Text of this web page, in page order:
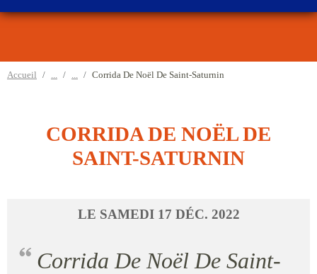
Accueil Corrida De Noël De Saint-Saturnin
CORRIDA DE NOËL DE
SAINT-SATURNIN
LE SAMEDI 17 DÉC. 2022
Corrida De Noël De Saint-